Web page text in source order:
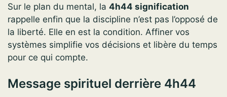
Sur le plan du mental, la 4h44 signification
rappelle enfin que la discipline n’est pas l’opposé de
la liberté. Elle en est la condition. Affiner vos
systèmes simplifie vos décisions et libère du temps
pour ce qui compte.
Message spirituel derrière 4h44